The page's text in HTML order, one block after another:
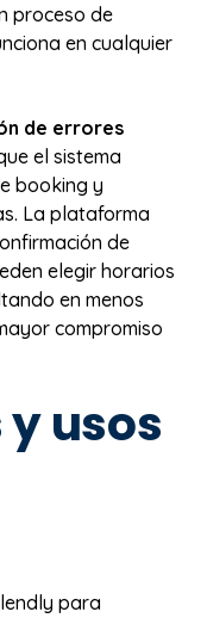
proceso de
en cualquier
de errores
el sistema
booking y
La plataforma
de
elegir horarios
en menos
compromiso
usos
para